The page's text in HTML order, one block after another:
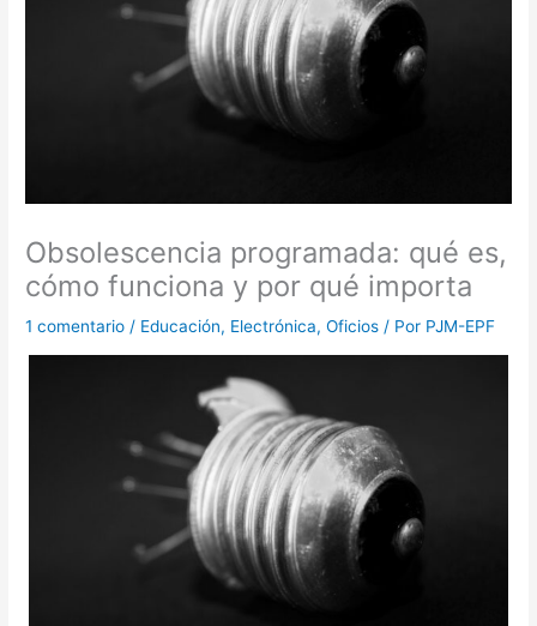
Obsolescencia programada: qué es,
cómo funciona y por qué importa
1 comentario / Educación, Electrónica,Oficios / Por PJM-EPF